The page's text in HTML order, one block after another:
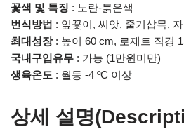
꽃색 및 특징 : 노란-붉은색
번식방법 : 잎꽃이, 씨앗, 줄기삽목,
최대성장: 높이 60 cm, 로제트 직경
국내구입유무 : 가능 (1만원미만)
생육온도 : 월동 -4 ºC 이상
상세 설명